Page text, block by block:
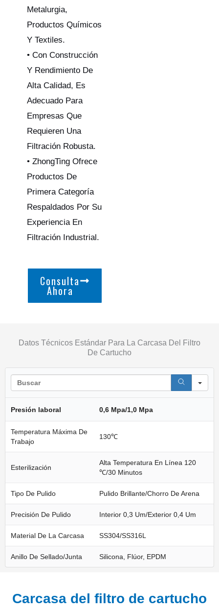
Metalurgia,
Productos Químicos
Y Textiles.
• Con Construcción
Y Rendimiento De
Alta Calidad, Es
Adecuado Para
Empresas Que
Requieren Una
Filtración Robusta.
• ZhongTing Ofrece
Productos De
Primera Categoría
Respaldados Por Su
Experiencia En
Filtración Industrial.
Consulta
Ahora
Datos Técnicos Estándar Para La Carcasa Del Filtro
De Cartucho
Presión laboral 0,6 Mpa/1,0 Mpa
Temperatura Máxima De
Trabajo
130℃
Esterilización
Alta Temperatura En Línea 120
℃/30 Minutos
Tipo De Pulido Pulido Brillante/chorro De Arena
Precisión De Pulido Interior 0,3 Um/exterior 0,4 Um
Material De La Carcasa SS304/SS316L
Anillo De Sellado/junta Silicona, Flúor, EPDM
Carcasa del filtro de cartucho